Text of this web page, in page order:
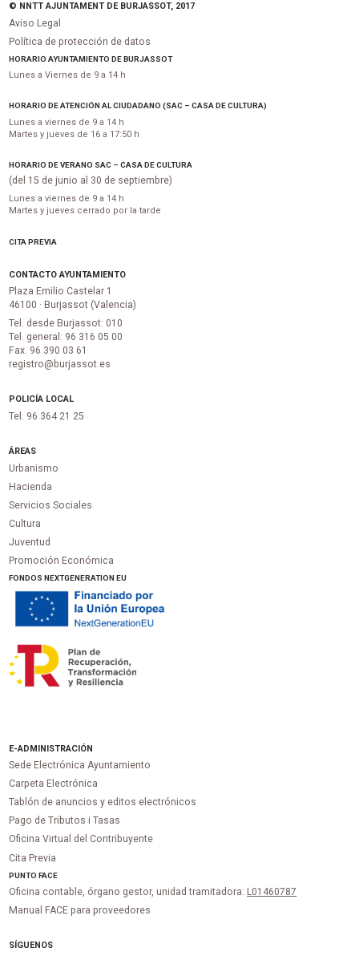
© NNTT AJUNTAMENT DE BURJASSOT, 2017
Aviso Legal
Política de protección de datos
HORARIO AYUNTAMIENTO DE BURJASSOT
Lunes a Viernes de 9 a 14 h
HORARIO DE ATENCIÓN AL CIUDADANO (SAC – CASA DE CULTURA)
Lunes a viernes de 9 a 14 h
Martes y jueves de 16 a 17:50 h
HORARIO DE VERANO SAC – CASA DE CULTURA
(del 15 de junio al 30 de septiembre)
Lunes a viernes de 9 a 14 h
Martes y jueves cerrado por la tarde
CITA PREVIA
CONTACTO AYUNTAMIENTO
Plaza Emilio Castelar 1
46100 · Burjassot (Valencia)
Tel. desde Burjassot: 010
Tel. general: 96 316 05 00
Fax. 96 390 03 61
registro@burjassot.es
POLICÍA LOCAL
Tel. 96 364 21 25
ÁREAS
Urbanismo
Hacienda
Servicios Sociales
Cultura
Juventud
Promoción Económica
FONDOS NEXTGENERATION EU
E-ADMINISTRACIÓN
Sede Electrónica Ayuntamiento
Carpeta Electrónica
Tablón de anuncios y editos electrónicos
Pago de Tributos i Tasas
Oficina Virtual del Contribuyente
Cita Previa
PUNTOFACE
Oficina contable, órgano gestor, unidad tramitadora: L01460787
Manual FACE para proveedores
SÍGUENOS